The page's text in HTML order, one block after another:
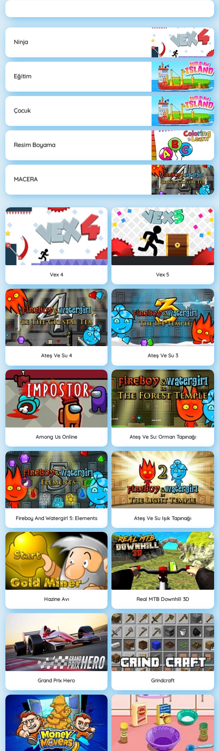
Ninja
Eğitim
Çocuk
Resim Boyama
MACERA
Vex 4 Vex 5
Ateş Ve Su 4 Ateş Ve Su 3
Among Us Online Ateş Ve Su: Orman Tapınağı
Fireboy And Watergirl 5: Elements Ateş Ve Su Işık Tapınağı
Hazine Avı Real MTB Downhill 3D
Grand Prix Hero Grindcraft